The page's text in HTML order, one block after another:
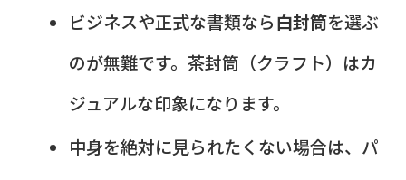
ビジネスや正式な書類なら白封筒を選ぶ
のが無難です。茶封筒（クラフト）はカ
ジュアルな印象になります。
中身を絶対に見られたくない場合は、パ